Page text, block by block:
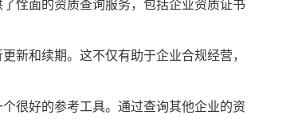
恮面的资质查询服务，包括企业资质证书
新和续期。这不仅有助于企业合规经营，
很好的参考工具。通过查询其他企业的资